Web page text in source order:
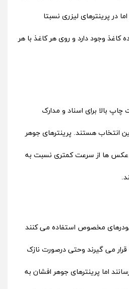
در پرینترهای لیزری نسبتا
کاغذ وجود دارد و روی هر کاغذ با هر
چاپ بالا برای اسناد و مدارک
انتخاب هستند. پرینترهای جوهر
عکس ها از سرعت کمتری نسبت به
مخصوص استفاده می کنند
می گیرند وحتی درصورت نازک
اما پرینترهای جوهر افشان به